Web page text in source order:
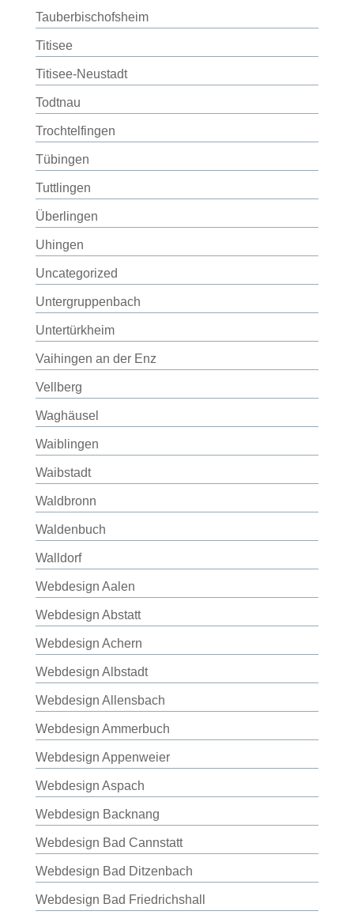
Tauberbischofsheim
Titisee
Titisee-Neustadt
Todtnau
Trochtelfingen
Tübingen
Tuttlingen
Überlingen
Uhingen
Uncategorized
Untergruppenbach
Untertürkheim
Vaihingen an der Enz
Vellberg
Waghäusel
Waiblingen
Waibstadt
Waldbronn
Waldenbuch
Walldorf
Webdesign Aalen
Webdesign Abstatt
Webdesign Achern
Webdesign Albstadt
Webdesign Allensbach
Webdesign Ammerbuch
Webdesign Appenweier
Webdesign Aspach
Webdesign Backnang
Webdesign Bad Cannstatt
Webdesign Bad Ditzenbach
Webdesign Bad Friedrichshall